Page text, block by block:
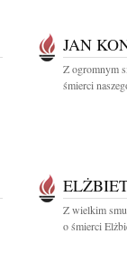
JAN
Z ogromnym
śmierci
Z wielkim
o śmierci